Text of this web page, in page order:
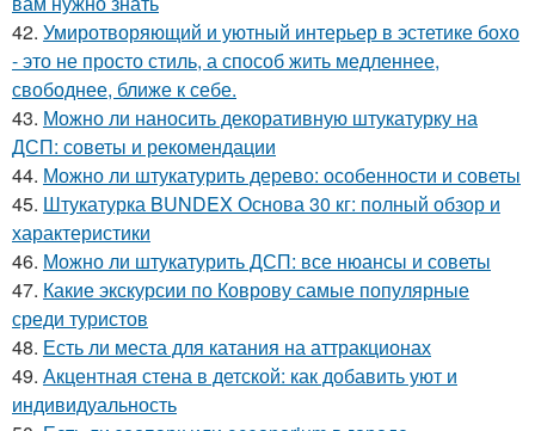
42. Умиротворяющий и уютный интерьер в эстетике бохо
- это не просто стиль, а способ жить медленнее,
свободнее, ближе к себе.
43. Можно ли наносить декоративную штукатурку на
ДСП: советы и рекомендации
44. Можно ли штукатурить дерево: особенности и советы
45. Штукатурка BUNDEX Основа 30 кг: полный обзор и
характеристики
46. Можно ли штукатурить ДСП: все нюансы и советы
47. Какие экскурсии по Коврову самые популярные
среди туристов
48. Есть ли места для катания на аттракционах
49. Акцентная стена в детской: как добавить уют и
индивидуальность